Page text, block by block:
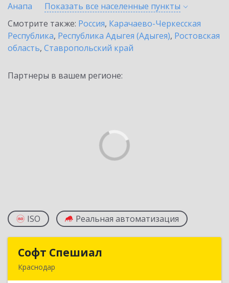
Анапа
Показать все населенные пункты
Смотрите также: Россия, Карачаево-Черкесская
Республика, Республика Адыгея (Адыгея), Ростовская
область, Ставропольский край
Партнеры в вашем регионе:
ISO Реальная автоматизация
Софт Спешиал
Краснодар